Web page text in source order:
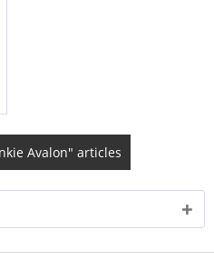
Avalon" articles